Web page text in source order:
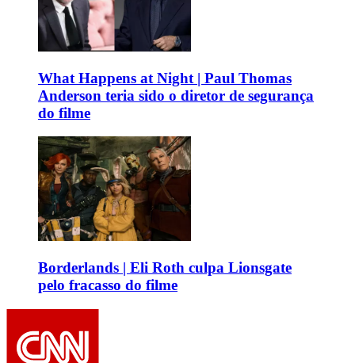
What Happens at Night | Paul Thomas
Anderson teria sido o diretor de segurança
do filme
Borderlands | Eli Roth culpa Lionsgate
pelo fracasso do filme